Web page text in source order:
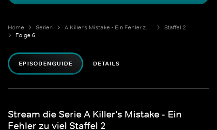
Home Serien A Killer's Mistake - Ein Fehler zu viel
Staffel 2
Folge 6
EPISODENGUIDE DETAILS
Stream die Serie A Killer's Mistake - Ein
Fehler zu viel Staffel 2